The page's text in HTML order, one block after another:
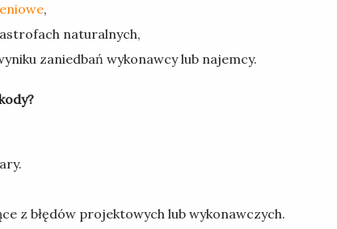
,
naturalnych,
zaniedbań wykonawcy lub najemcy.
z błędów projektowych lub wykonawczych.